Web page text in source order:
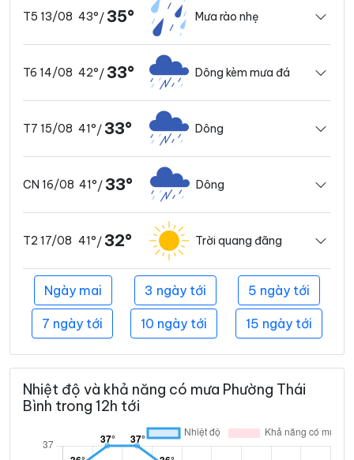
T5 13/08 43°/ 35° Mưa rào nhẹ
T6 14/08 42°/ 33° Dông kèm mưa đá
T7 15/08 41°/ 33° Dông
CN 16/08 41°/ 33° Dông
T2 17/08 41°/ 32° Trời quang đãng
Ngày mai 3 ngày tới 5 ngày tới
7 ngày tới 10 ngày tới 15 ngày tới
Nhiệt độ và khả năng có mưa Phường Thái
Bình trong 12h tới